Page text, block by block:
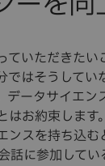
ていただきた
ではそうしてい
データサイエ
はお約束しま
スを持ち込む
に参加してい